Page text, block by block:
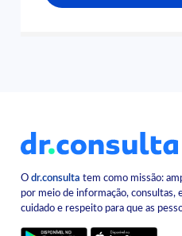
Odr.consulta tem como missão:
por meio de informação, consultas,
cuidado e respeito para que as